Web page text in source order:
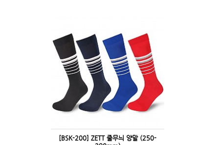
[BSK-200] ZETT 줄무늬 양말 (250-